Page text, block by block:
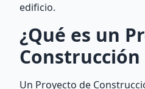
edificio.
¿Qué es un
Construcción
Un Proyecto de